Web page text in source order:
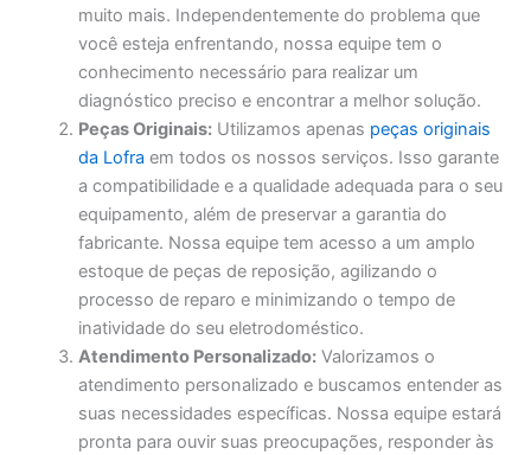
muito mais. Independentemente do problema que
você esteja enfrentando, nossa equipe tem o
conhecimento necessário para realizar um
diagnóstico preciso e encontrar a melhor solução.
Peças Originais: Utilizamos apenas peças originais
da Lofra em todos os nossos serviços. Isso garante
a compatibilidade e a qualidade adequada para o seu
equipamento, além de preservar a garantia do
fabricante. Nossa equipe tem acesso a um amplo
estoque de peças de reposição, agilizando o
processo de reparo e minimizando o tempo de
inatividade do seu eletrodoméstico.
Atendimento Personalizado: Valorizamos o
atendimento personalizado e buscamos entender as
suas necessidades específicas. Nossa equipe estará
pronta para ouvir suas preocupações, responder às